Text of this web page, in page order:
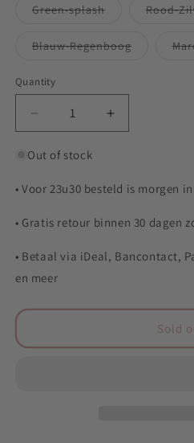
or
unavailable
or
Green-splashVariant
or
unavailable
Rood-
Blauw-RegenboogVariant
Quantity
Quantity
Decrease
quantity
for
IQ
Increase
quantity
IQ
Out of stock
• Voor 23u30 besteld is morgen
• Gratis retour binnen 30 dagen
• Betaal via iDeal, Bancontact,
en meer
Sold